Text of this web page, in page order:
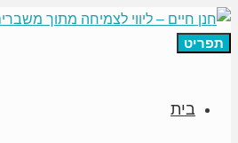
תפריט
בית